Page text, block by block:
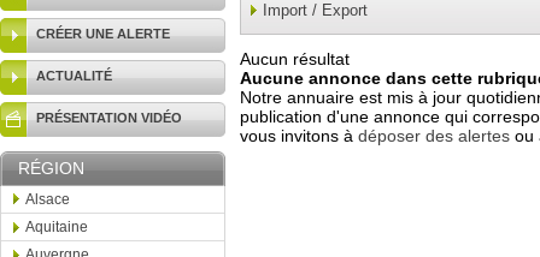
CRÉER UNE ALERTE
ACTUALITÉ
PRÉSENTATION VIDÉO
RÉGION
Alsace
Aquitaine
Import / Export
Aucun résultat
Aucune annonce dans cette
Notre annuaire est mis à jour
publication d'une annonce qui
vous invitons à déposer des alertes ou